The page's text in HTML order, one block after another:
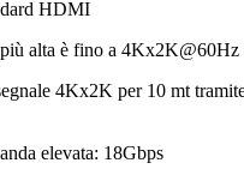
HDMI
alta è fino a 4Kx2K@60Hz
4Kx2K per 10 mt
elevata: 18Gbps